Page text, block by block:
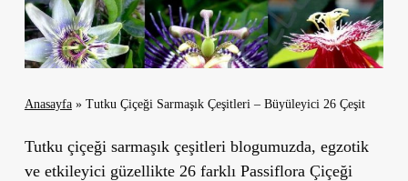
Anasayfa» Tutku Çiçeği Sarmaşık Çeşitleri – Büyüleyici 26 Çeşit
Tutku çiçeği sarmaşık çeşitleri blogumuzda, egzotik
ve etkileyici güzellikte 26 farklı Passiflora Çiçeği